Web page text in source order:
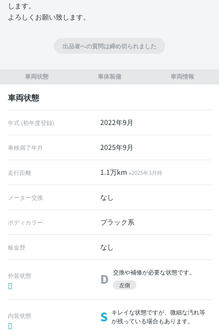
車両状態 車体装備 車両情報
車両状態
年式 (初年度登録) 2022年9月
車検満了年月 2025年9月
走行距離 1.1万km※2025年3月時
メーター交換 なし
ボディカラー ブラック系
板金歴 なし
外装状態 D 交換や補修が必要な状態です。
左側
内装状態 S キレイな状態ですが、微細な汚れ等
が残っている場合もあります。
します。
よろしくお願い致します。
出品者への質問は締め切られました